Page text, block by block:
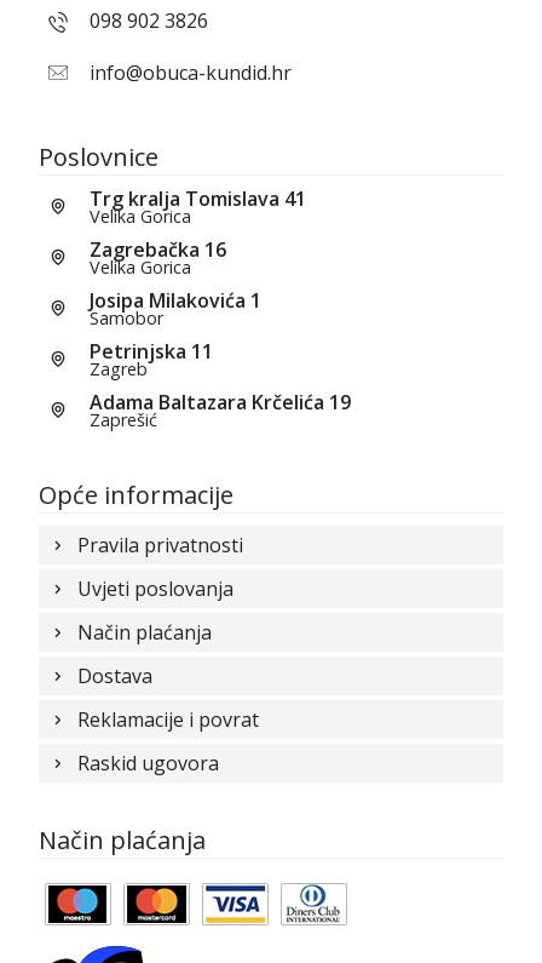
098 902 3826
info@obuca-kundid.hr
Poslovnice
Trg kralja Tomislava 41
Velika Gorica
Zagrebačka 16
Velika Gorica
Josipa Milakovića 1
Samobor
Petrinjska 11
Zagreb
Adama Baltazara Krčelića 19
Zaprešić
Opće informacije
Pravila privatnosti
Uvjeti poslovanja
Način plaćanja
Dostava
Reklamacije i povrat
Raskid ugovora
Način plaćanja